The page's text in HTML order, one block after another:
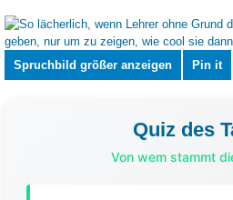
Spruchbild größer anzeigen Pin it
Quiz des
Von wem stammt